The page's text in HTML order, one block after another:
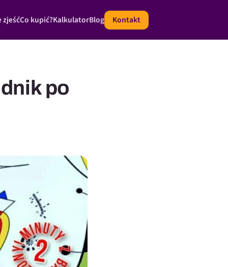
zjeśćCo kupić?KalkulatorBlog Kontakt
po